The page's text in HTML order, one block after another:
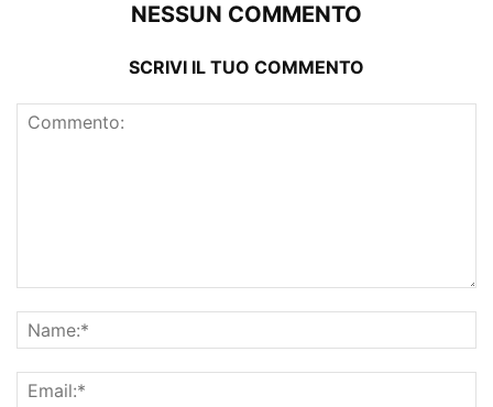
NESSUN COMMENTO
SCRIVI IL TUO COMMENTO